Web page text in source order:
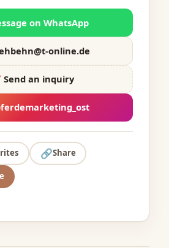
on WhatsApp
online.de
Send an inquiry
🔗Share